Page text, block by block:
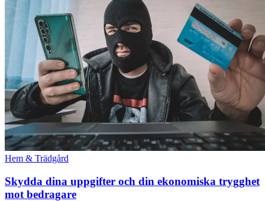
Hem & Trädgård
Skydda dina uppgifter och din ekonomiska trygghet
mot bedragare